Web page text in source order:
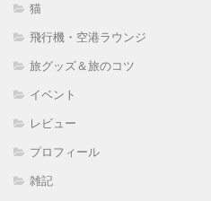
猫
飛行機・空港ラウンジ
旅グッズ＆旅のコツ
イベント
レビュー
プロフィール
雑記